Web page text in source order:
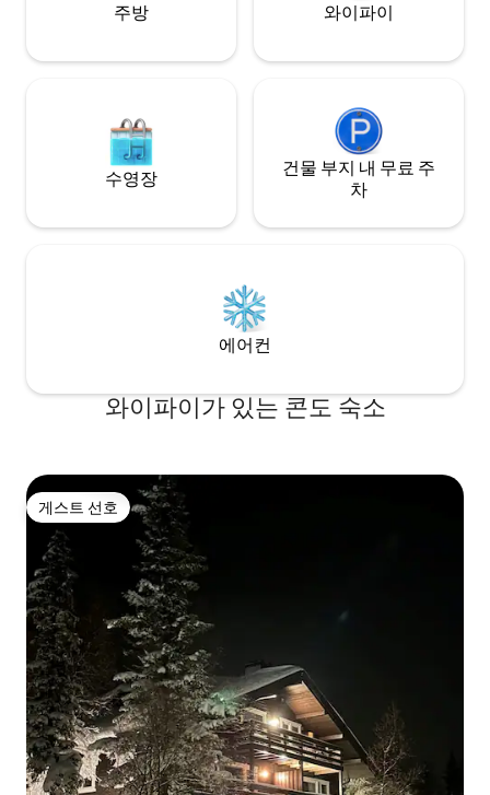
주방 와이파이
수영장
건물 부지 내 무료 주
차
에어컨
와이파이가 있는 콘도 숙소
게스트 선호
게스트 선호